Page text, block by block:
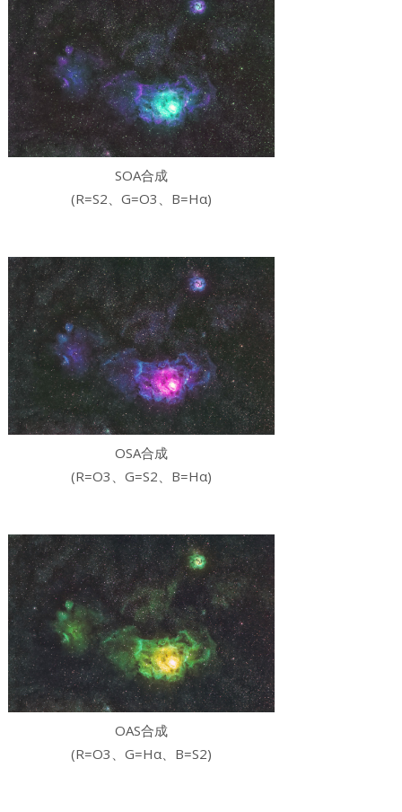
SOA合成
(R=S2、G=O3 、B=Hα)
OSA合成
(R=O3 、G=S2 、B=Hα)
OAS合成
(R=O3 、G=Hα、B=S2)